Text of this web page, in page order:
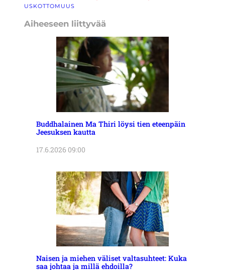
USKOTTOMUUS
Aiheeseen liittyvää
Buddhalainen Ma Thiri löysi tien eteenpäin
Jeesuksen kautta
17.6.2026 09:00
Naisen ja miehen väliset valtasuhteet: Kuka
saa johtaa ja millä ehdoilla?